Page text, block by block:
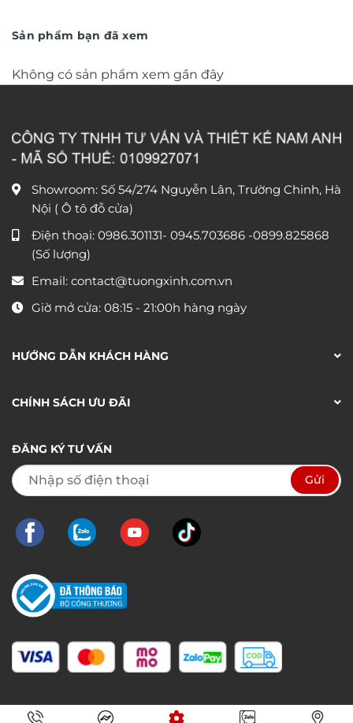
Sản phẩm bạn đã xem
Không có sản phẩm xem gần đây
Showroom: Số 54/274 Nguyễn Lân, Trường Chinh, Hà
Nội ( Ô tô đỗ cửa)
Điện thoại: 0986.301131- 0945.703686 -0899.825868
(Số lượng)
Email: contact@tuongxinh.com.vn
Giờ mở cửa: 08:15 - 21:00h hàng ngày
HƯỚNG DẪN KHÁCH HÀNG
CHÍNH SÁCH ƯU ĐÃI
ĐĂNG KÝ TƯ VẤN